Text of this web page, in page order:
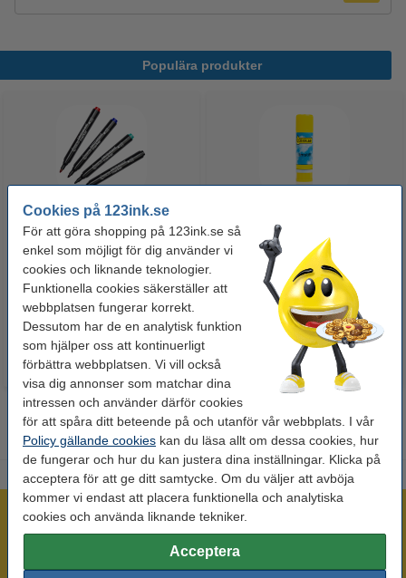
Cookies på 123ink.se
För att göra shopping på 123ink.se så
enkel som möjligt för dig använder vi
cookies och liknande teknologier.
Funktionella cookies säkerställer att
webbplatsen fungerar korrekt.
Dessutom har de en analytisk funktion
som hjälper oss att kontinuerligt
förbättra webbplatsen. Vi vill också
visa dig annonser som matchar dina
intressen och använder därför cookies
för att spåra ditt beteende på och utanför vår webbplats. I vår
Policy gällande cookies kan du läsa allt om dessa cookies, hur
de fungerar och hur du kan justera dina inställningar. Klicka på
acceptera för att ge ditt samtycke. Om du väljer att avböja
kommer vi endast att placera funktionella och analytiska
cookies och använda liknande tekniker.
Acceptera
Populära produkter
Märkpenna permanent 2.5mm |
123ink | 4st
50 kr Inkl. 25% Moms
Limstift 40g | 123ink
29 kr Inkl. 25% Moms
Mer än 300.000 kunder!
Alltid låga priser!